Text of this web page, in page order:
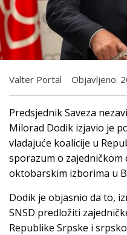
Valter Portal Objavljeno:
Predsjednik Saveza
Milorad Dodik izjavio je
vladajuće koalicije u
sporazum o
oktobarskim izborima u
Dodik je objasnio da to,
SNSD predložiti
Republike Srpske i